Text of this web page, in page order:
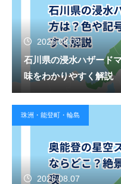
2026.08.08
石川県の浸水ハザード
味をわかりやすく解説
珠洲・能登町・輪島
2026.08.07